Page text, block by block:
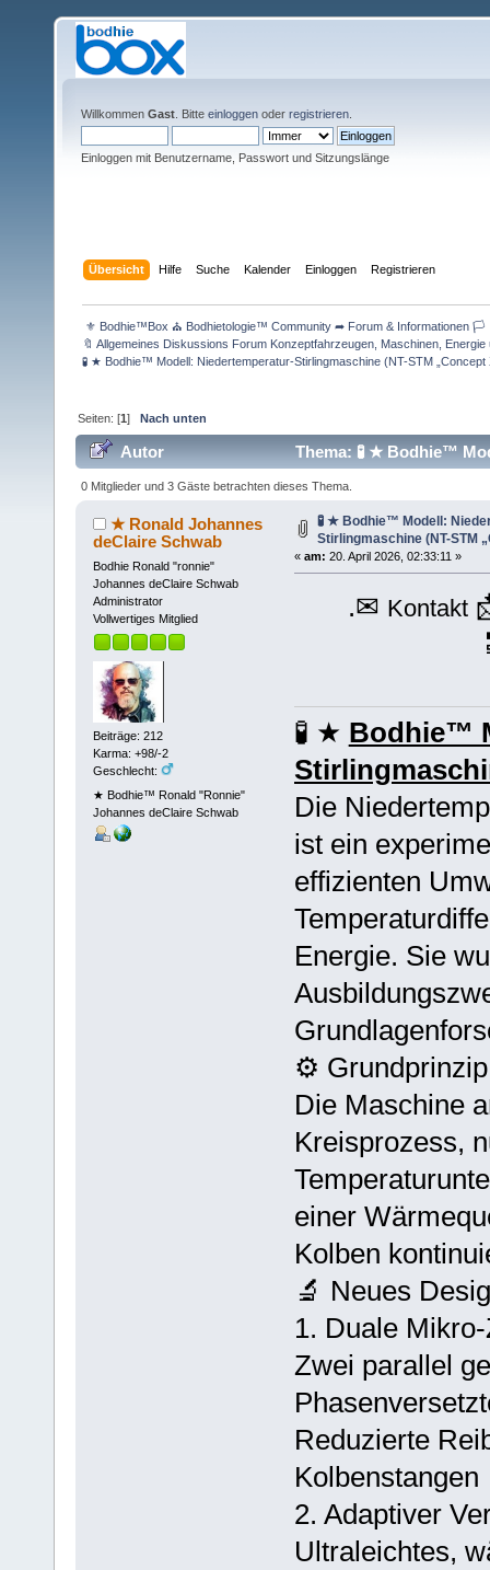
Willkommen Gast . Bitte einloggen oder registrieren
Einloggen mit Benutzername, Passwort und Sitzungslänge
Übersicht Hilfe Suche Kalender Einloggen Registrieren
⚜ Bodhie™Box ⛪ Bodhietologie™ Community ➦ Forum & Informationen
🔖 Allgemeines Diskussions Forum Konzeptfahrzeugen, Maschinen,
🧪 ★ Bodhie™ Modell: Niedertemperatur-Stirlingmaschine (NT-STM „Concept
Seiten: [1]Nach unten
Autor
Thema: 🧪 ★ Bodhie™
(Gelesen 577 mal)
0 Mitglieder und 3 Gäste betrachten dieses Thema.
★ Ronald Johannes
deClaire Schwab
Bodhie Ronald "ronnie"
Johannes deClaire Schwab
Administrator
Vollwertiges Mitglied
Beiträge: 212
Karma: +98/-2
Geschlecht:
★ Bodhie™ Ronald "Ronnie"
Johannes deClaire Schwab
🧪 ★ Bodhie™ Modell:
Stirlingmaschine (NT-STM
« am: 20. April 2026, 02:33:11 »
.✉ Kontakt
🧪 ★ Bodhie™
Die
ist ein
effizienten
Energie. Sie
⚙️ Grundprinzip
Die Maschine
Kreisprozess,
einer
Kolben
🔬 Neues
1. Duale
Zwei parallel
Reduzierte
Kolbenstangen
2. Adaptiver
Ultraleichtes,